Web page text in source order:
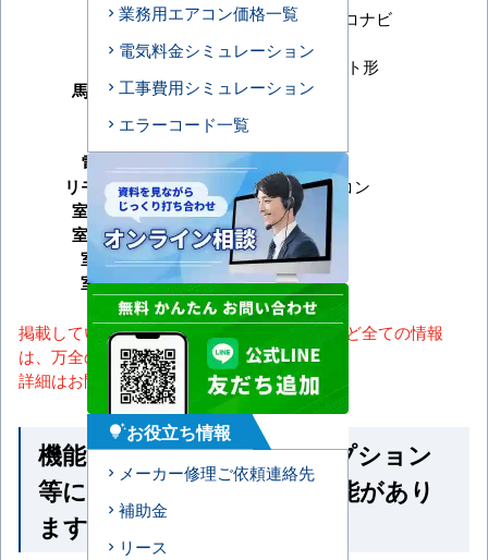
シリーズ
XEPHY Eco エコナビ
型番
PA-P40U7HB
形状
4方向天井カセット形
馬力（能力）
1.5馬力
冷房能力
暖房能力
電源タイプ
三相200V
リモコンタイプ
ワイヤードリモコン
室内機サイズ
室外機サイズ
室内機重量
室外機重量
掲載しているスペック・セット内容・画像など全ての情報
は、万全の保証をいたしかねます。
詳細はお問い合わせください。
機能一覧 ※馬力・型番・オプション
等によって付いていない機能があり
ます
業務用エアコン価格一覧
電気料金シミュレーション
工事費用シミュレーション
エラーコード一覧
tips_and_updatesお役立ち情報
メーカー修理ご依頼連絡先
補助金
リース